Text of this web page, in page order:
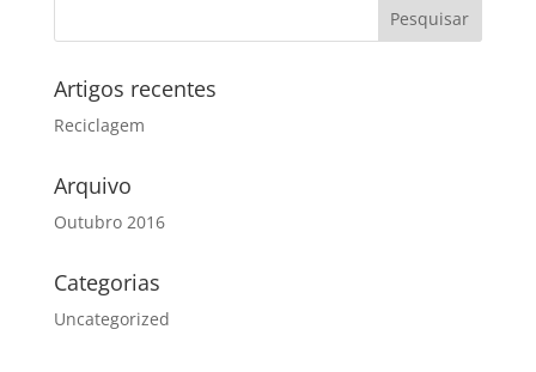
Artigos recentes
Reciclagem
Arquivo
Outubro 2016
Categorias
Uncategorized